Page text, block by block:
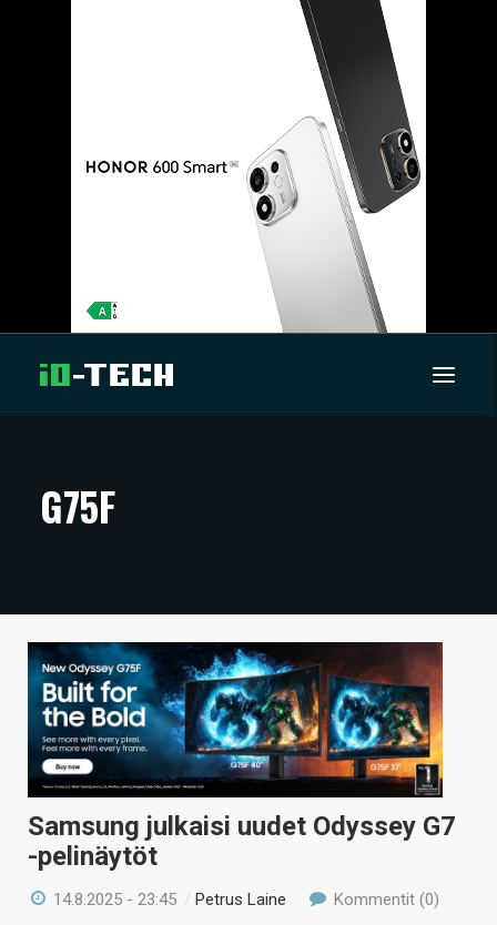
ARTIKKELIT
TECHBBS
TIETOA
HINTA.FI
KAUPPA
VAIHDA TEEMA
G75F
Samsung julkaisi uudet Odyssey G7
-pelinäytöt
14.8.2025 - 23:45 / Petrus Laine Kommentit (0)